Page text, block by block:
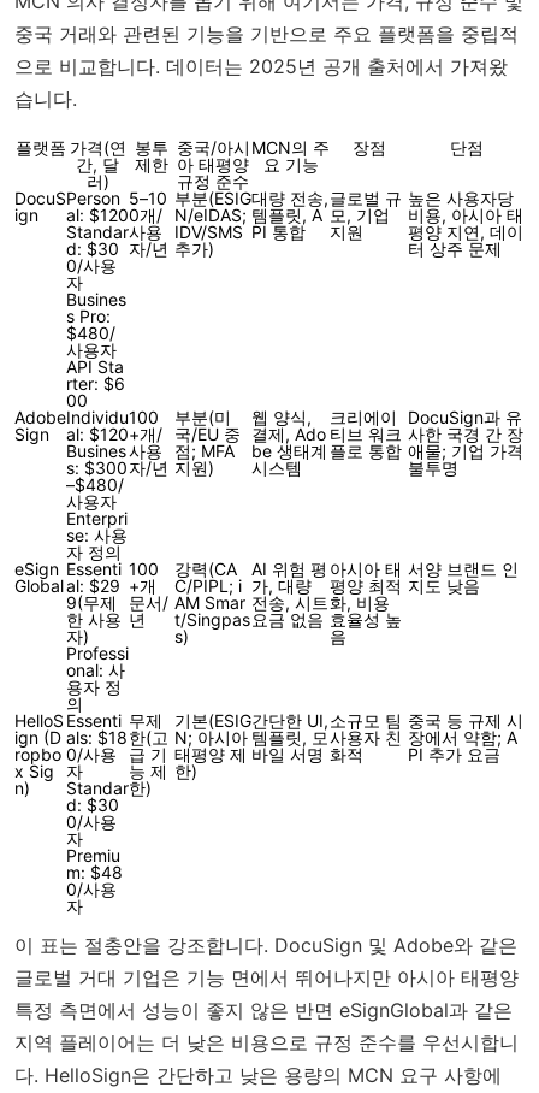
중국 거래와 관련된 기능을 기반으로 주요 플랫폼을 중립적
으로 비교합니다. 데이터는 2025년 공개 출처에서 가져왔
습니다.
플랫폼 가격(연
간, 달
러)
봉투
제한
중국/아시
아 태평양
규정 준수
MCN의 주
요 기능
장점 단점
DocuS
ign
Person
al: $120
Standar
d: $30
0/사용
자
Busines
s Pro:
$480/
사용자
API Sta
rter: $6
00
5–10
0개/
사용
자/년
부분(ESIG
N/eIDAS;
IDV/SMS
추가)
대량 전송,
템플릿, A
PI 통합
글로벌 규
모, 기업
지원
높은 사용자당
비용, 아시아 태
평양 지연, 데이
터 상주 문제
Adobe
Sign
Individu
al: $120
Busines
s: $300
–$480/
사용자
Enterpri
se: 사용
자 정의
100
+개/
사용
자/년
부분(미
국/EU 중
점; MFA
지원)
웹 양식,
결제, Ado
be 생태계
시스템
크리에이
티브 워크
플로 통합
DocuSign과 유
사한 국경 간 장
애물; 기업 가격
불투명
eSign
Global
Essenti
al: $29
9(무제
한 사용
자)
Professi
onal: 사
용자 정
의
100
+개
문서/
년
강력(CA
C/PIPL; i
AM Smar
t/Singpas
s)
AI 위험 평
가, 대량
전송, 시트
요금 없음
아시아 태
평양 최적
화, 비용
효율성 높
음
서양 브랜드 인
지도 낮음
HelloS
ign (D
ropbo
x Sig
n)
Essenti
als: $18
0/사용
자
Standar
d: $30
0/사용
자
Premiu
m: $48
0/사용
자
무제
한(고
급 기
능 제
한)
기본(ESIG
N; 아시아
태평양 제
한)
간단한 UI,
템플릿, 모
바일 서명
소규모 팀
사용자 친
화적
중국 등 규제 시
장에서 약함; A
PI 추가 요금
이 표는 절충안을 강조합니다. DocuSign 및 Adobe와 같은
글로벌 거대 기업은 기능 면에서 뛰어나지만 아시아 태평양
특정 측면에서 성능이 좋지 않은 반면 eSignGlobal과 같은
지역 플레이어는 더 낮은 비용으로 규정 준수를 우선시합니
다. HelloSign은 간단하고 낮은 용량의 MCN 요구 사항에